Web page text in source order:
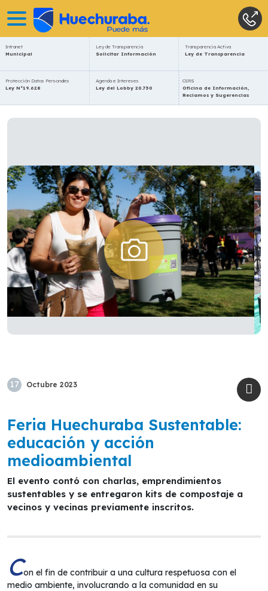
Intranet
Municipal
Ley de Transparencia
Solicitar Información
Transparencia Activa
Ley de Transparencia
Protección Datos Personales
Ley N°19.628
Agenda e Intereses
Ley del Lobby 20.730
OIRS
Oficina de Información,
Reclamos y Sugerencias
17 Octubre 2023
Feria Huechuraba Sustentable:
educación y acción
medioambiental
El evento contó con charlas, emprendimientos
sustentables y se entregaron kits de compostaje a
vecinos y vecinas previamente inscritos.
Con el fin de contribuir a una cultura respetuosa con el
medio ambiente, involucrando a la comunidad en su